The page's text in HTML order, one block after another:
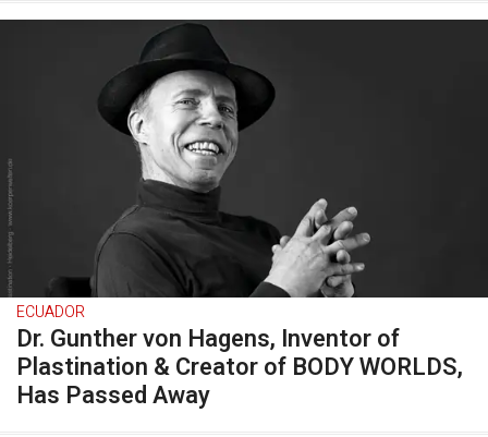
ECUADOR
Dr. Gunther von Hagens, Inventor of
Plastination & Creator of BODY WORLDS,
Has Passed Away